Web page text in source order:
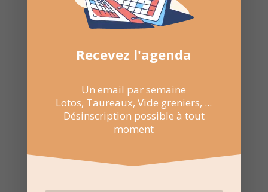
 NE RATEZ
PROCHAINES
Suivez lapage Facebook
pour recevoir un résumé
Recevez l'agenda
Un email par semaine
Lotos, Taureaux, Vide greniers, ...
Désinscription possible à tout
moment